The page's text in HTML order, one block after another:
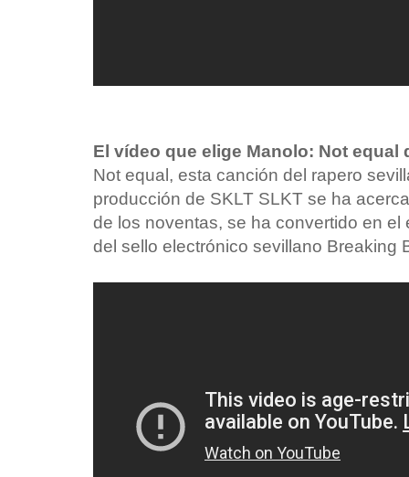
El vídeo que elige Manolo: Not equal
Not equal, esta canción del rapero
producción de SKLT SLKT se ha
de los noventas, se ha convertido en
del sello electrónico sevillano Breaking